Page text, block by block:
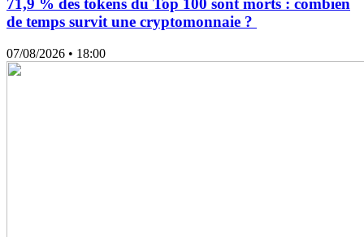
71,9 % des tokens du Top 100 sont morts : combien
de temps survit une cryptomonnaie ?
07/08/2026 • 18:00